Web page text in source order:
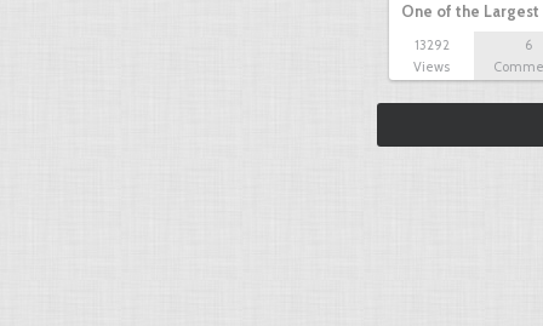
One of the
13292
Views
6